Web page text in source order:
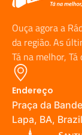
Ouça agora a
da região. As
Tá na melhor,
Endereço
Praça da
Lapa, BA, Brazil